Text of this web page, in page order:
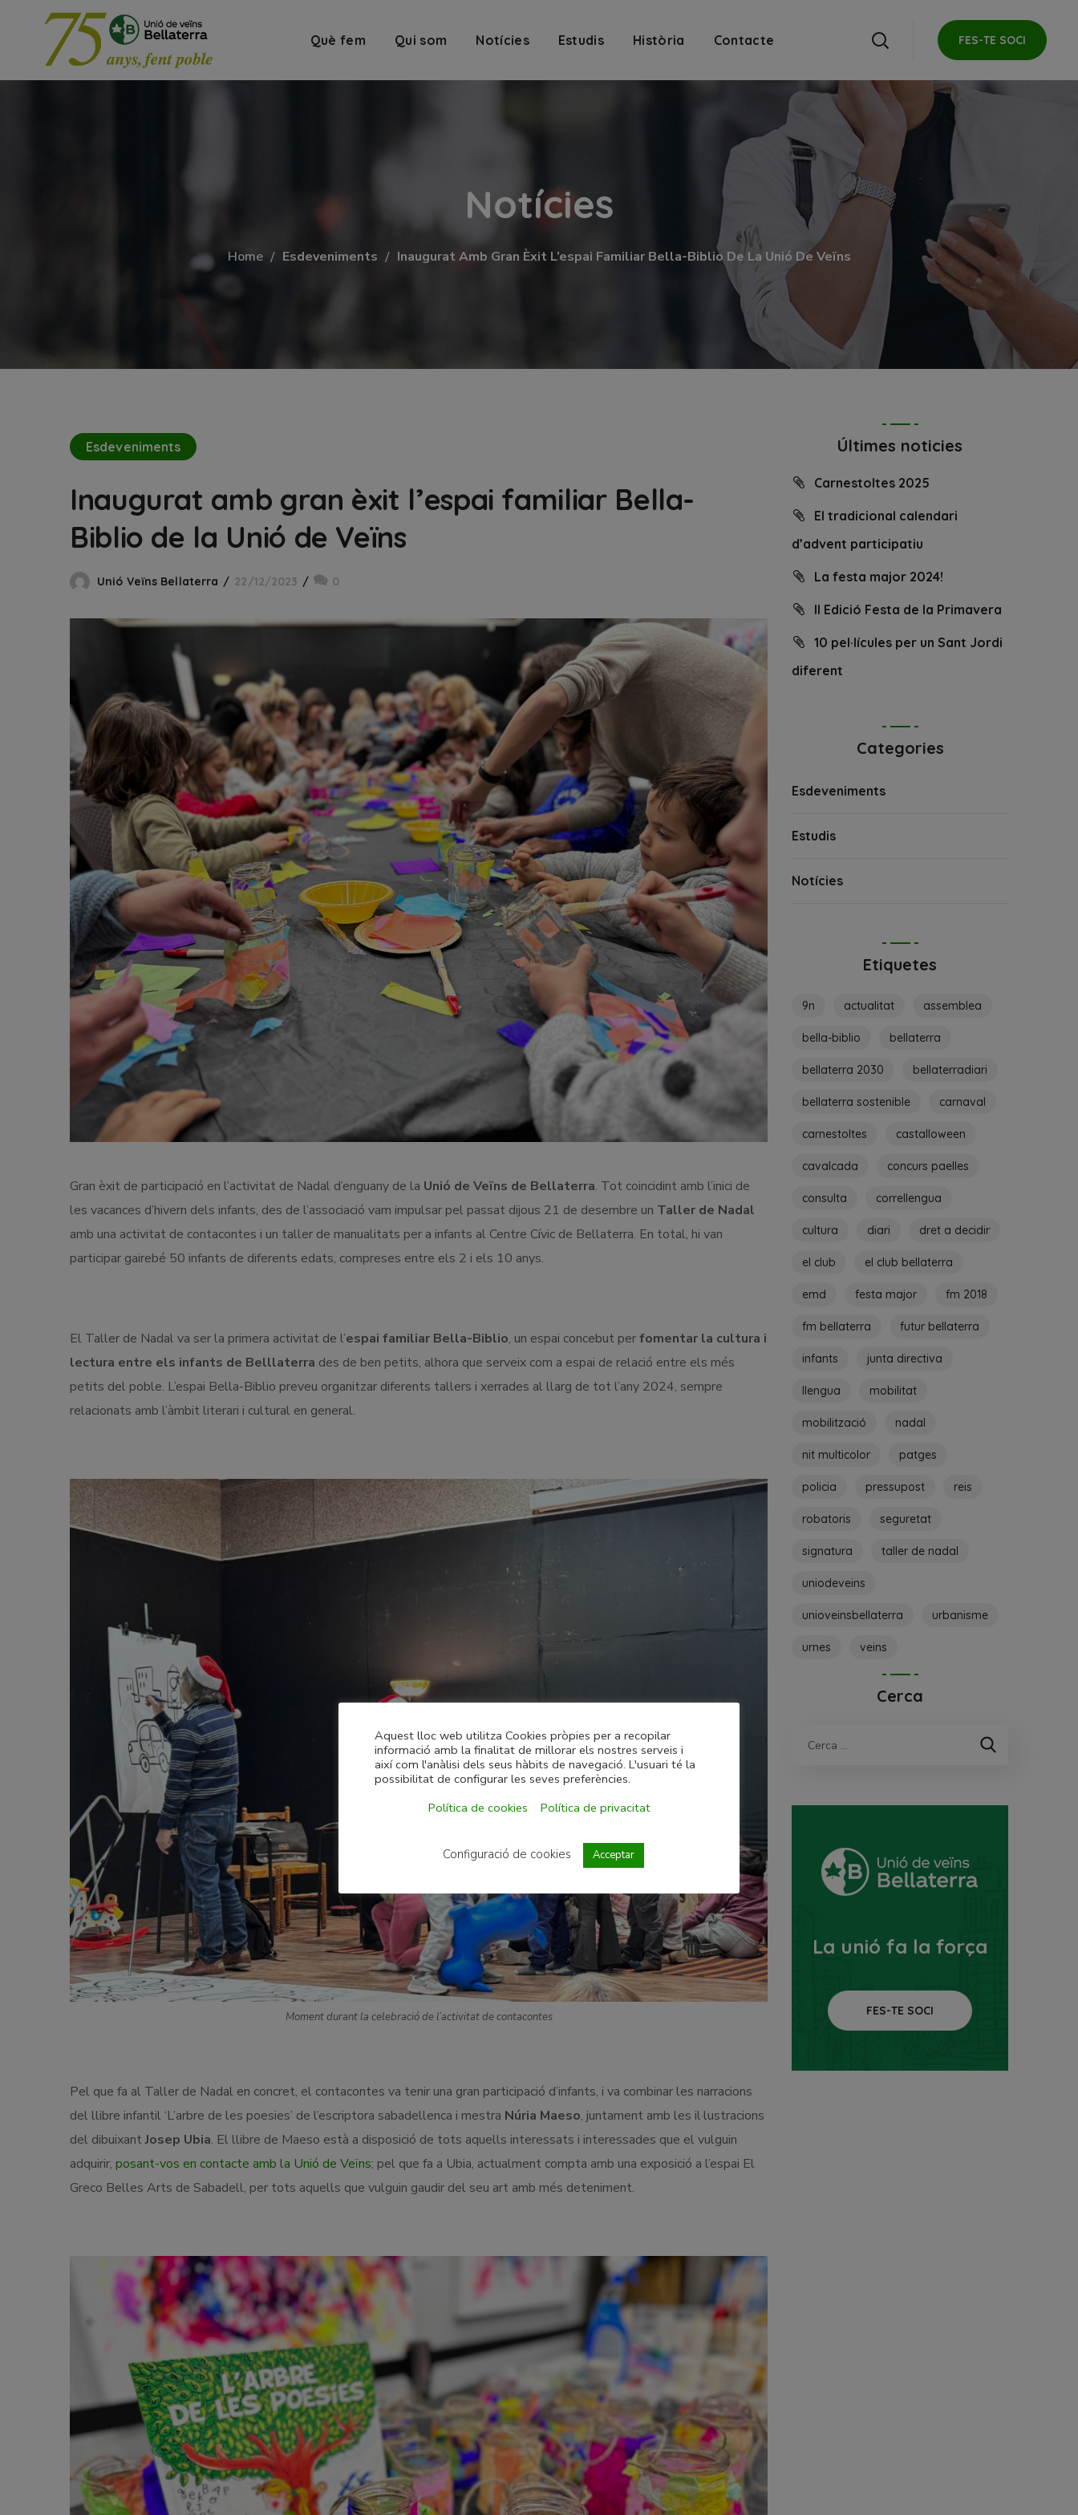
Què fem Qui som Notícies Estudis Història Contacte FES-TE SOCI
Notícies
Home Esdeveniments Inaugurat Amb Gran Èxit L’espai Familiar Bella-Biblio De La Unió De Veïns
Esdeveniments
Inaugurat amb gran èxit l’espai familiar Bella-
Biblio de la Unió de Veïns
Unió Veïns Bellaterra 22/12/2023 0
Gran èxit de participació en l’activitat de Nadal d’enguany de la Unió de Veïns de Bellaterra. Tot coincidint amb l’inici de
les vacances d’hivern dels infants, des de l’associació vam impulsar pel passat dijous 21 de desembre un Taller de Nadal
amb una activitat de contacontes i un taller de manualitats per a infants al Centre Cívic de Bellaterra. En total, hi van
participar gairebé 50 infants de diferents edats, compreses entre els 2 i els 10 anys.
El Taller de Nadal va ser la primera activitat de l’espai familiar Bella-Biblio, un espai concebut perfomentar la cultura i
lectura entre els infants de Belllaterra des de ben petits, alhora que serveix com a espai de relació entre els més
petits del poble. L’espai Bella-Biblio preveu organitzar diferents tallers i xerrades al llarg de tot l’any 2024, sempre
relacionats amb l’àmbit literari i cultural en general.
Moment durant la celebració de l’activitat de contacontes
Pel que fa al Taller de Nadal en concret, el contacontes va tenir una gran participació d’infants, i va combinar les narracions
del llibre infantil ‘L’arbre de les poesies’ de l’escriptora sabadellenca i mestra Núria Maeso, juntament amb les il·lustracions
del dibuixantJosep Ubia. El llibre de Maeso està a disposició de tots aquells interessats i interessades que el vulguin
adquirir, posant-vos en contacte amb la Unió de Veïns; pel que fa a Ubia, actualment compta amb una exposició a l’espai El
Greco Belles Arts de Sabadell, per tots aquells que vulguin gaudir del seu art amb més deteniment.
Últimes noticies
Carnestoltes 2025
El tradicional calendari
d’advent participatiu
La festa major 2024!
II Edició Festa de la Primavera
10 pel·lícules per un Sant Jordi
diferent
Categories
Esdeveniments
Estudis
Notícies
Etiquetes
9n actualitat assemblea
bella-biblio bellaterra
bellaterra 2030 bellaterradiari
bellaterra sostenible carnaval
carnestoltes castalloween
cavalcada concurs paelles
consulta correllengua
cultura diari dret a decidir
el club el club bellaterra
emd festa major fm 2018
fm bellaterra futur bellaterra
infants junta directiva
llengua mobilitat
mobilització nadal
nit multicolor patges
policia pressupost reis
robatoris seguretat
signatura taller de nadal
uniodeveins
unioveinsbellaterra urbanisme
urnes veins
Cerca
La unió fa la força
FES-TE SOCI
Aquest lloc web utilitza Cookies pròpies per a recopilar
informació amb la finalitat de millorar els nostres serveis i
així com l'anàlisi dels seus hàbits de navegació. L'usuari té la
possibilitat de configurar les seves preferències.
Política de cookies
Política de privacitat
Configuració de cookies Acceptar